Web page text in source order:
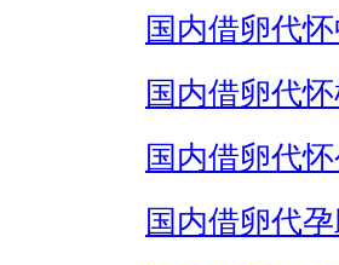
国内借卵代
国内借卵代
国内借卵代怀
国内借卵代